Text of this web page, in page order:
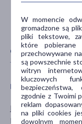
CECHY PRODUKTU
PŁEĆ
Mężczyzna
Kobieta
W momencie
gromadzone są
pliki tekstowe,
które pobierane
przechowywane
są powszechnie
witryn
kluczowych
bezpieczeństwa,
zgodnie z Twoimi
reklam
na pliki cookies
dowolnym